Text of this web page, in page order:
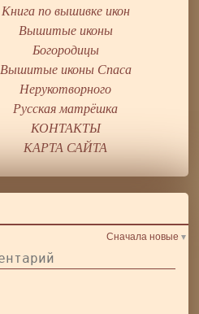
Сначала новые
Книга по вышивке икон
Вышитые иконы
Богородицы
Вышитые иконы Спаса
Нерукотворного
Русская матрёшка
КОНТАКТЫ
КАРТА САЙТА